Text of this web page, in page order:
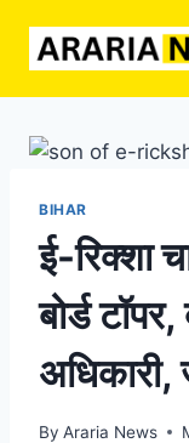
BIHAR
ई-रिक्शा
बोर्ड
अधिकारी,
By Araria News